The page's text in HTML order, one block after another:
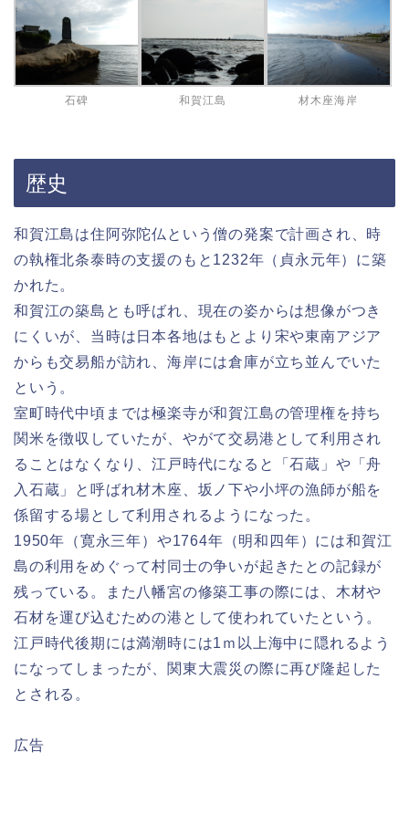
石碑 和賀江島 材木座海岸
歴史
和賀江島は住阿弥陀仏という僧の発案で計画され、時
の執権北条泰時の支援のもと1232年（貞永元年）に築
かれた。
和賀江の築島とも呼ばれ、現在の姿からは想像がつき
にくいが、当時は日本各地はもとより宋や東南アジア
からも交易船が訪れ、海岸には倉庫が立ち並んでいた
という。
室町時代中頃までは極楽寺が和賀江島の管理権を持ち
関米を徴収していたが、やがて交易港として利用され
ることはなくなり、江戸時代になると「石蔵」や「舟
入石蔵」と呼ばれ材木座、坂ノ下や小坪の漁師が船を
係留する場として利用されるようになった。
1950年（寛永三年）や1764年（明和四年）には和賀江
島の利用をめぐって村同士の争いが起きたとの記録が
残っている。また八幡宮の修築工事の際には、木材や
石材を運び込むための港として使われていたという。
江戸時代後期には満潮時には1ｍ以上海中に隠れるよう
になってしまったが、関東大震災の際に再び隆起した
とされる。
広告